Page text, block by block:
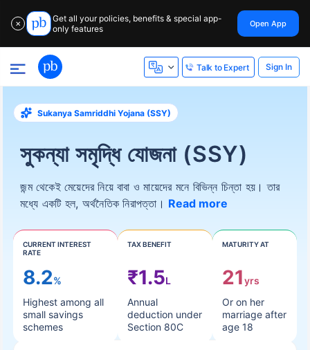
✕
Get all your policies, benefits & special app-
only features
Open App
Talk to Expert Sign In
Sukanya Samriddhi Yojana (SSY)
সুকন্যা সমৃদ্ধি যোজনা (SSY)
জন্ম থেকেই মেয়েদের নিয়ে বাবা ও মায়েদের মনে বিভিন্ন চিন্তা হয়। তার
মধ্যে একটি হল, অর্থনৈতিক নিরাপত্তা। Read more
CURRENT INTEREST
RATE
8.2%
Highest among all
small savings
schemes
TAX BENEFIT
₹1.5L
Annual
deduction under
Section 80C
MATURITY AT
21yrs
Or on her
marriage after
age 18